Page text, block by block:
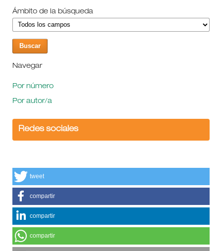
Ámbito de la búsqueda
Navegar
Por número
Por autor/a
Redes sociales
tweet
compartir
compartir
compartir